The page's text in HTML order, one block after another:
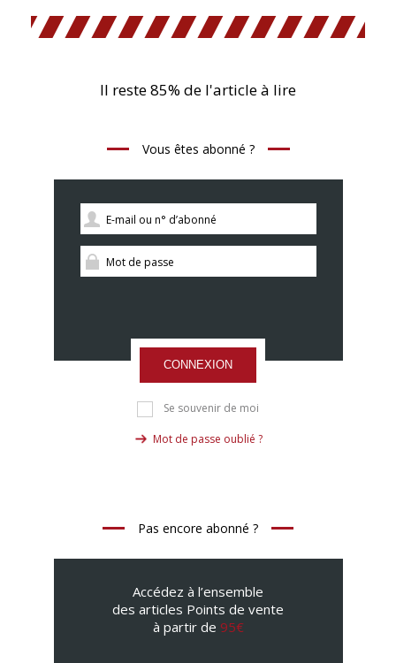
Il reste 85% de l'article à lire
Vous êtes abonné ?
CONNEXION
Se souvenir de moi
Mot de passe oublié ?
Pas encore abonné ?
Accédez à l’ensemble
des articles Points de vente
à partir de 95€